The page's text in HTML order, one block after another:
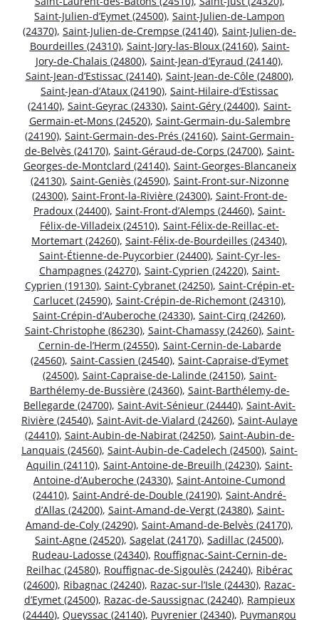
Saint-Julien-d’Eymet (24500), Saint-Julien-de-Lampon
(24370), Saint-Julien-de-Crempse (24140), Saint-Julien-de-
Bourdeilles (24310), Saint-Jory-las-Bloux (24160), Saint-
Jory-de-Chalais (24800), Saint-Jean-d’Eyraud (24140),
Saint-Jean-d’Estissac (24140), Saint-Jean-de-Côle (24800),
Saint-Jean-d’Ataux (24190), Saint-Hilaire-d’Estissac
(24140), Saint-Geyrac (24330), Saint-Géry (24400), Saint-
Germain-et-Mons (24520), Saint-Germain-du-Salembre
(24190), Saint-Germain-des-Prés (24160), Saint-Germain-
de-Belvès (24170), Saint-Géraud-de-Corps (24700), Saint-
Georges-de-Montclard (24140), Saint-Georges-Blancaneix
(24130), Saint-Geniès (24590), Saint-Front-sur-Nizonne
(24300), Saint-Front-la-Rivière (24300), Saint-Front-de-
Pradoux (24400), Saint-Front-d’Alemps (24460), Saint-
Félix-de-Villadeix (24510), Saint-Félix-de-Reillac-et-
Mortemart (24260), Saint-Félix-de-Bourdeilles (24340),
Saint-Étienne-de-Puycorbier (24400), Saint-Cyr-les-
Champagnes (24270), Saint-Cyprien (24220), Saint-
Cyprien (19130), Saint-Cybranet (24250), Saint-Crépin-et-
Carlucet (24590), Saint-Crépin-de-Richemont (24310),
Saint-Crépin-d’Auberoche (24330), Saint-Cirq (24260),
Saint-Christophe (86230), Saint-Chamassy (24260), Saint-
Cernin-de-l’Herm (24550), Saint-Cernin-de-Labarde
(24560), Saint-Cassien (24540), Saint-Capraise-d’Eymet
(24500), Saint-Capraise-de-Lalinde (24150), Saint-
Barthélemy-de-Bussière (24360), Saint-Barthélemy-de-
Bellegarde (24700), Saint-Avit-Sénieur (24440), Saint-Avit-
Rivière (24540), Saint-Avit-de-Vialard (24260), Saint-Aulaye
(24410), Saint-Aubin-de-Nabirat (24250), Saint-Aubin-de-
Lanquais (24560), Saint-Aubin-de-Cadelech (24500), Saint-
Aquilin (24110), Saint-Antoine-de-Breuilh (24230), Saint-
Antoine-d’Auberoche (24330), Saint-Antoine-Cumond
(24410), Saint-André-de-Double (24190), Saint-André-
d’Allas (24200), Saint-Amand-de-Vergt (24380), Saint-
Amand-de-Coly (24290), Saint-Amand-de-Belvès (24170),
Saint-Agne (24520), Sagelat (24170), Sadillac (24500),
Rudeau-Ladosse (24340), Rouffignac-Saint-Cernin-de-
Reilhac (24580), Rouffignac-de-Sigoulès (24240), Ribérac
(24600), Ribagnac (24240), Razac-sur-l’Isle (24430), Razac-
d’Eymet (24500), Razac-de-Saussignac (24240), Rampieux
(24440), Queyssac (24140), Puyrenier (24340), Puymangou